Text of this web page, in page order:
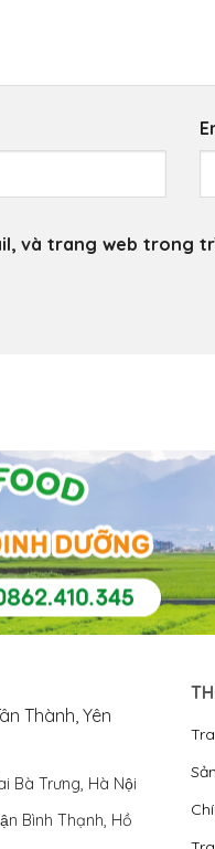
và trang web trong
Thành, Yên
Bà Trưng, Hà Nội
Bình Thạnh, Hồ